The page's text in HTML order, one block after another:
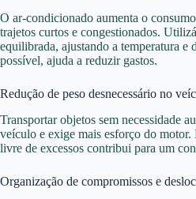
O ar-condicionado aumenta o
trajetos curtos e congestionados.
equilibrada, ajustando a temperatura e
possível, ajuda a reduzir gastos.
Redução de peso desnecessário no
Transportar objetos sem necessidade
veículo e exige mais esforço do motor.
livre de excessos contribui para um
Organização de compromissos e